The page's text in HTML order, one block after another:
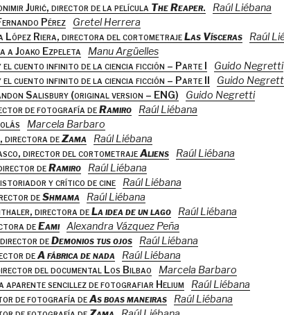
Jurić, director de la película The Reaper.
Raúl Liébana
Pérez
Gretel Herrera
López Riera, directora del cortometrajeLas Vísceras
Raúl
a Joako Ezpeleta
Manu Argüelles
cuento infinito de la ciencia ficción – Parte I
Guido Negretti
cuento infinito de la ciencia ficción – Parte II
Guido
Salisbury (original version – ENG)
Guido Negretti
de fotografía deRamiro
Raúl Liébana
Marcela Barbaro
directora deZama
Raúl Liébana
director del cortometrajeAliens
Raúl Liébana
deRamiro
Raúl Liébana
y crítico de cine
Raúl Liébana
deShmama
Raúl Liébana
directora deLa idea de un lago
Raúl Liébana
deEami Alexandra Vázquez Peña
deDemonios tus ojos
Raúl Liébana
deA fábrica de nada
Raúl Liébana
del documental Los Bilbao
Marcela Barbaro
aparente sencillez de fotografiar Helium
Raúl Liébana
de fotografía deAs boas maneiras
Raúl Liébana